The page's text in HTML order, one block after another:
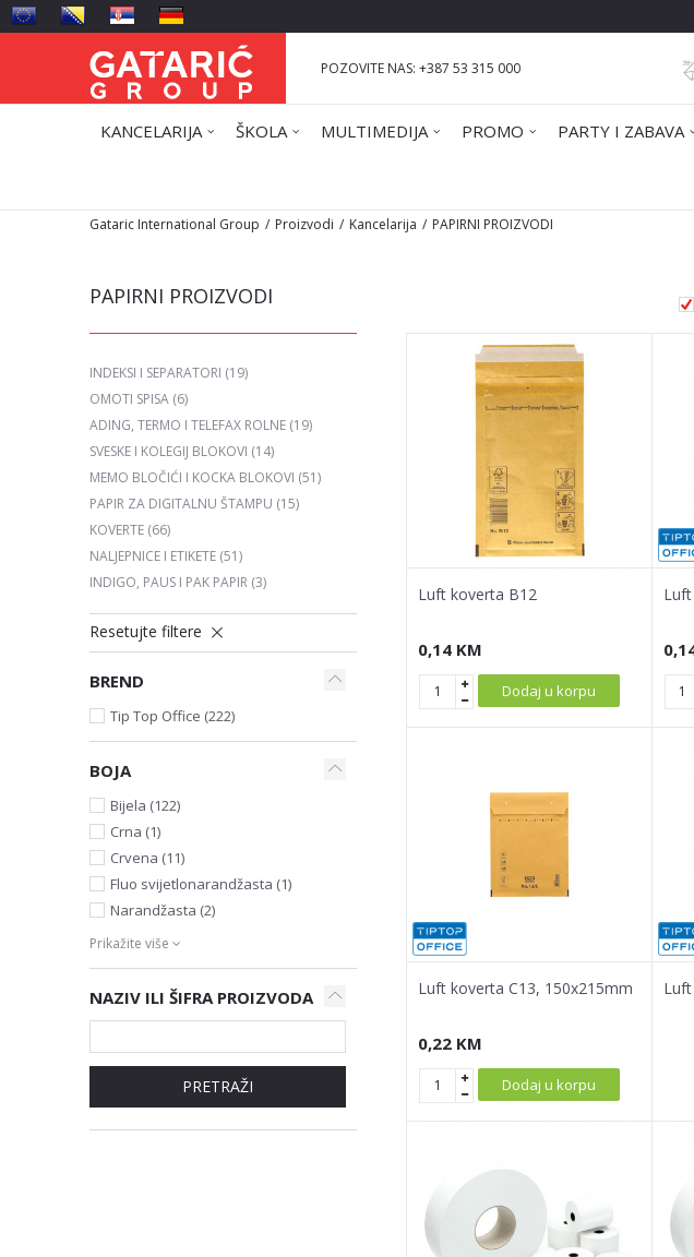
POZOVITE NAS: +387 53 315 000
KANCELARIJA ŠKOLA MULTIMEDIJA PROMO PARTY I ZABAVA
Gataric International Group Proizvodi Kancelarija PAPIRNI PROIZVODI
PAPIRNI PROIZVODI
INDEKSI I SEPARATORI (19)
OMOTI SPISA (6)
ADING, TERMO I TELEFAX ROLNE (19)
SVESKE I KOLEGIJ BLOKOVI (14)
MEMO BLOČIĆI I KOCKA BLOKOVI (51)
PAPIR ZA DIGITALNU ŠTAMPU (15)
KOVERTE (66)
NALJEPNICE I ETIKETE (51)
INDIGO, PAUS I PAK PAPIR (3)
Resetujte filtere
BREND
Tip Top Office (222)
BOJA
Bijela (122)
Crna (1)
Crvena (11)
Fluo svijetlonarandžasta (1)
Narandžasta (2)
Prikažite više
NAZIV ILI ŠIFRA PROIZVODA
PRETRAŽI
Luft koverta B12
0,14 KM
Dodaj u korpu
Luft koverta C13, 150x215mm
0,22 KM
Dodaj u korpu